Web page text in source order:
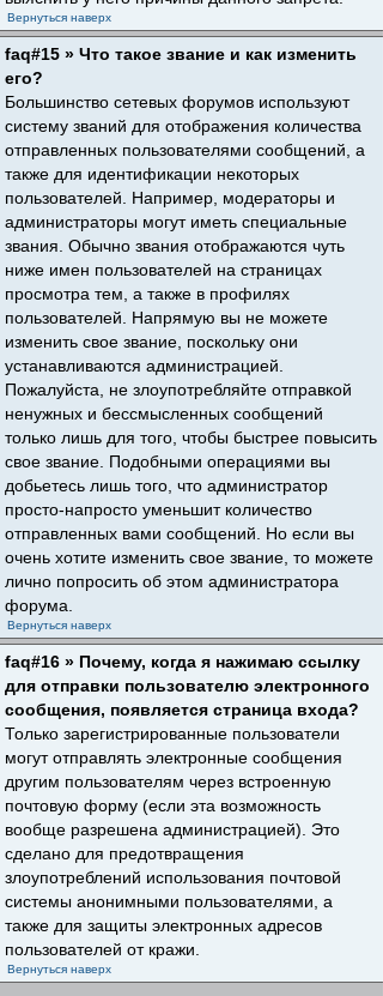
Вернуться наверх
faq#15 » Что такое звание и как изменить
его?
Большинство сетевых форумов используют
систему званий для отображения количества
отправленных пользователями сообщений, а
также для идентификации некоторых
пользователей. Например, модераторы и
администраторы могут иметь специальные
звания. Обычно звания отображаются чуть
ниже имен пользователей на страницах
просмотра тем, а также в профилях
пользователей. Напрямую вы не можете
изменить свое звание, поскольку они
устанавливаются администрацией.
Пожалуйста, не злоупотребляйте отправкой
ненужных и бессмысленных сообщений
только лишь для того, чтобы быстрее повысить
свое звание. Подобными операциями вы
добьетесь лишь того, что администратор
просто-напросто уменьшит количество
отправленных вами сообщений. Но если вы
очень хотите изменить свое звание, то можете
лично попросить об этом администратора
форума.
Вернуться наверх
faq#16 » Почему, когда я нажимаю ссылку
для отправки пользователю электронного
сообщения, появляется страница входа?
Только зарегистрированные пользователи
могут отправлять электронные сообщения
другим пользователям через встроенную
почтовую форму (если эта возможность
вообще разрешена администрацией). Это
сделано для предотвращения
злоупотреблений использования почтовой
системы анонимными пользователями, а
также для защиты электронных адресов
пользователей от кражи.
Вернуться наверх